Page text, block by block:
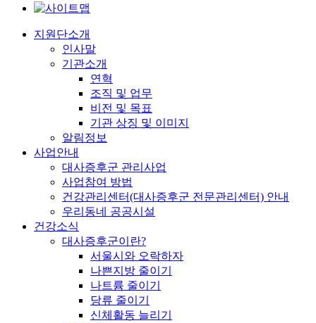
지원단소개
인사말
기관소개
연혁
조직 및 업무
비전 및 목표
기관 상징 및 이미지
알림정보
사업안내
대사증후군 관리사업
사업참여 방법
건강관리센터(대사증후군 전문관리센터) 안내
우리동네 공공시설
건강소식
대사증후군이란?
서울시와 오락하자
나쁜지방 줄이기
나트륨 줄이기
당류 줄이기
신체활동 늘리기